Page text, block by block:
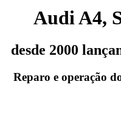
Audi A4,
desde 2000
Reparo e operação